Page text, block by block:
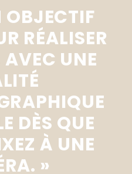
OBJECTIF
RÉALISER
AVEC UNE
DÈS QUE
À UNE
»